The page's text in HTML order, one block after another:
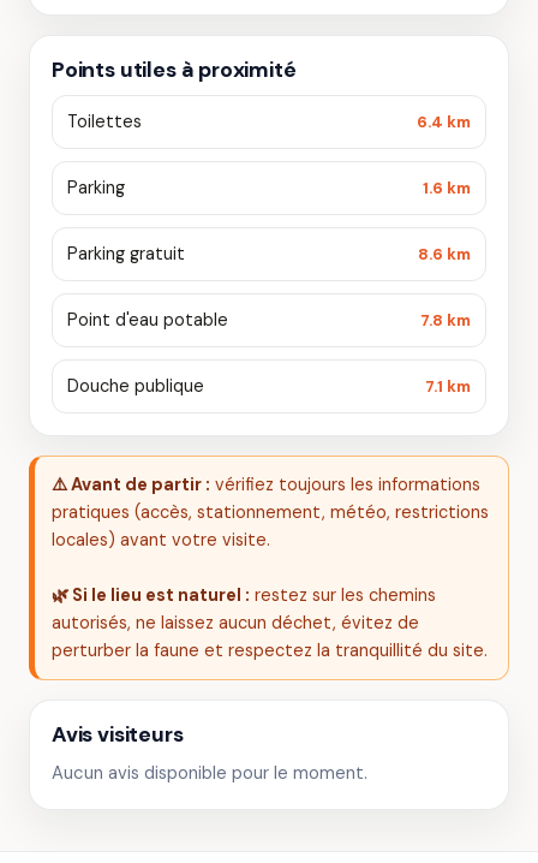
Points utiles à proximité
Toilettes 6.4 km
Parking 1.6 km
Parking gratuit 8.6 km
Point d'eau potable 7.8 km
Douche publique 7.1 km
⚠️ Avant de partir : vérifiez toujours les informations
pratiques (accès, stationnement, météo, restrictions
locales) avant votre visite.
🌿 Si le lieu est naturel : restez sur les chemins
autorisés, ne laissez aucun déchet, évitez de
perturber la faune et respectez la tranquillité du site.
Avis visiteurs
Aucun avis disponible pour le moment.